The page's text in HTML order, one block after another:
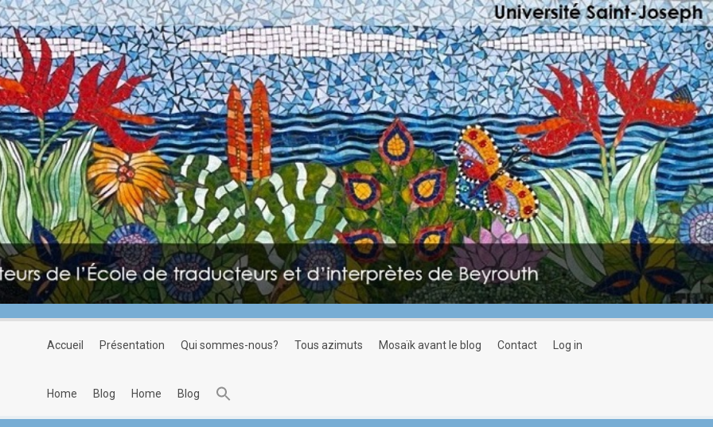
accueil présentation qui sommes-nous? tous azimuts mosaïk avant le blog contact log in
home blog home blog